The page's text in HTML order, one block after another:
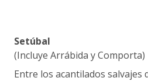
Setúbal
(Incluye Arrábida y Comporta)
Entre los acantilados salvajes